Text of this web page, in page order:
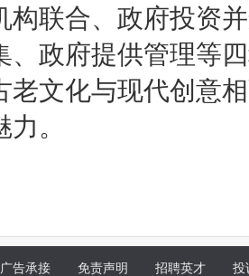
构联合、政府投资
、政府提供管理等
老文化与现代创意
。
广告承接 免责声明 招聘英才 投